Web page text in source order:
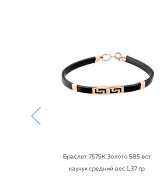
Браслет 7575К Золото 585 вст.
каучук средний вес 1,37 гр.